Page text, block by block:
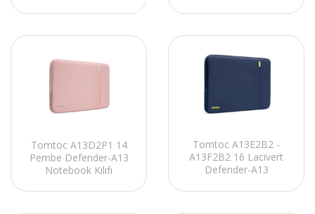
Tomtoc A13D2P1 14
Pembe Defender-A13
Notebook Kılıfı
Tomtoc A13E2B2 -
A13F2B2 16 Lacivert
Defender-A13